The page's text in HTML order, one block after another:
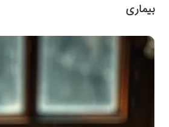
بیماری